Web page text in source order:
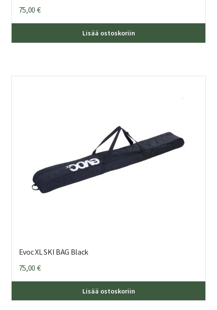
75,00 €
Lisää ostoskoriin
Evoc XL SKI BAG Black
75,00 €
Lisää ostoskoriin